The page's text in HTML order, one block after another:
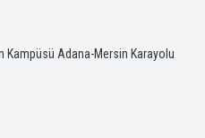
Kampüsü Adana-Mersin Karayolu